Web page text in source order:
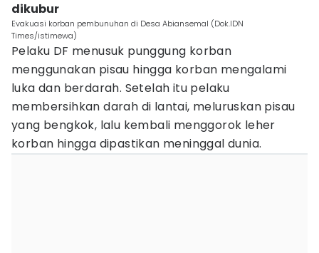
dikubur
Evakuasi korban pembunuhan di Desa Abiansemal (Dok.IDN
Times/istimewa)
Pelaku DF menusuk punggung korban
menggunakan pisau hingga korban mengalami
luka dan berdarah. Setelah itu pelaku
membersihkan darah di lantai, meluruskan pisau
yang bengkok, lalu kembali menggorok leher
korban hingga dipastikan meninggal dunia.